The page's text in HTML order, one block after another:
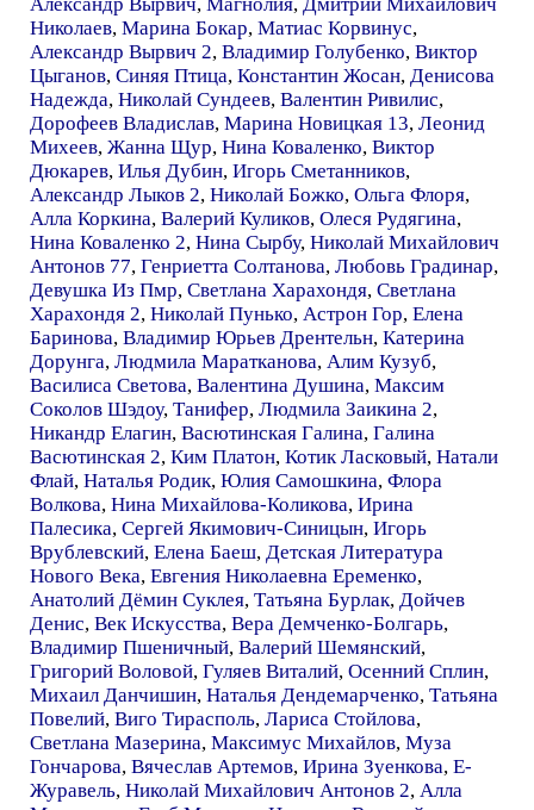
Александр Вырвич, Магнолия, Дмитрий Михайлович
Николаев, Марина Бокар, Матиас Корвинус,
Александр Вырвич 2, Владимир Голубенко, Виктор
Цыганов, Синяя Птица, Константин Жосан, Денисова
Надежда, Николай Сундеев, Валентин Ривилис,
Дорофеев Владислав, Марина Новицкая 13, Леонид
Михеев, Жанна Щур, Нина Коваленко, Виктор
Дюкарев, Илья Дубин, Игорь Сметанников,
Александр Лыков 2, Николай Божко, Ольга Флоря,
Алла Коркина, Валерий Куликов, Олеся Рудягина,
Нина Коваленко 2, Нина Сырбу, Николай Михайлович
Антонов 77, Генриетта Солтанова, Любовь Градинар,
Девушка Из Пмр, Светлана Харахондя, Светлана
Харахондя 2, Николай Пунько, Астрон Гор, Елена
Баринова, Владимир Юрьев Дрентельн, Катерина
Дорунга, Людмила Маратканова, Алим Кузуб,
Василиса Светова, Валентина Душина, Максим
Соколов Шэдоу, Танифер, Людмила Заикина 2,
Никандр Елагин, Васютинская Галина, Галина
Васютинская 2, Ким Платон, Котик Ласковый, Натали
Флай, Наталья Родик, Юлия Самошкина, Флора
Волкова, Нина Михайлова-Коликова, Ирина
Палесика, Сергей Якимович-Синицын, Игорь
Врублевский, Елена Баеш, Детская Литература
Нового Века, Евгения Николаевна Еременко,
Анатолий Дёмин Суклея, Татьяна Бурлак, Дойчев
Денис, Век Искусства, Вера Демченко-Болгарь,
Владимир Пшеничный, Валерий Шемянский,
Григорий Воловой, Гуляев Виталий, Осенний Сплин,
Михаил Данчишин, Наталья Дендемарченко, Татьяна
Повелий, Виго Тирасполь, Лариса Стойлова,
Светлана Мазерина, Максимус Михайлов, Муза
Гончарова, Вячеслав Артемов, Ирина Зуенкова, Е-
Журавель, Николай Михайлович Антонов 2, Алла